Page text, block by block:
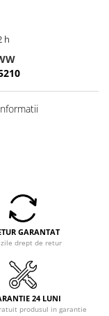
h
GARANTAT
zile drept de retur
24 LUNI
produsul in garantie